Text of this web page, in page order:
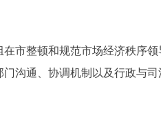
整顿和规范市场经济秩序领
沟通、协调机制以及行政与司